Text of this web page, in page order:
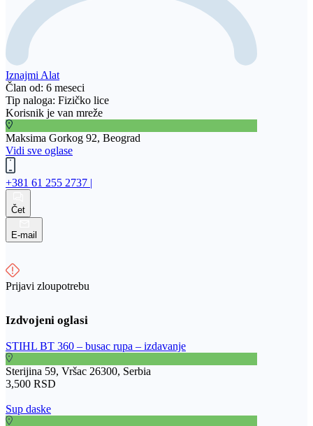
Iznajmi Alat
Član od: 6 meseci
Tip naloga: Fizičko lice
Korisnik je van mreže
Maksima Gorkog 92, Beograd
Vidi sve oglase
+381 61 255 2737 |
Čet
E-mail
Prijavi zloupotrebu
STIHL BT 360 – busac rupa – izdavanje
Sterijina 59, Vršac 26300, Serbia
3,500 RSD
Sup daske